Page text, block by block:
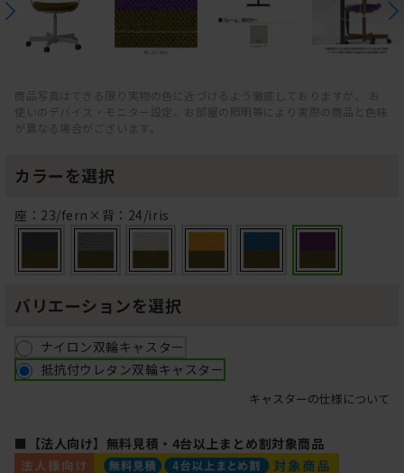
商品写真はできる限り実物の色に近づけるよう徹底しておりますが、 お
使いのデバイス・モニター設定、お部屋の照明等により実際の商品と色味
が異なる場合がございます。
カラーを選択
座：23/fern×背：24/iris
バリエーションを選択
ナイロン双輪キャスター
抵抗付ウレタン双輪キャスター
キャスターの仕様について
■【法人向け】無料見積・4台以上まとめ割対象商品